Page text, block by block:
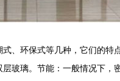
、环保式等几种，它们的
玻璃。节能：一般情况下，